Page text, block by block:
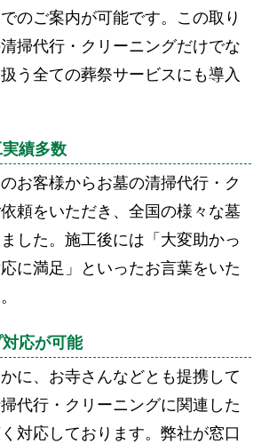
のご案内が可能です。この取り
掃代行・クリーニングだけでな
う全ての葬祭サービスにも導入
績多数
お客様からお墓の清掃代行・ク
頼をいただき、全国の様々な墓
した。施工後には「大変助かっ
に満足」といったお言葉をいた
応が可能
に、お寺さんなどとも提携して
代行・クリーニングに関連した
対応しております。弊社が窓口